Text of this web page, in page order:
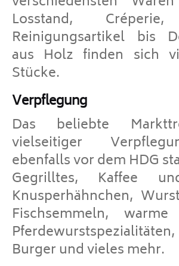
Losstand,
Reinigungsartikel bis
aus Holz finden sich
Stücke.
Verpflegung
Das beliebte
vielseitiger
ebenfalls vor dem HDG
Gegrilltes, Kaffee
Knusperhähnchen,
Fischsemmeln,
Burger und vieles mehr.